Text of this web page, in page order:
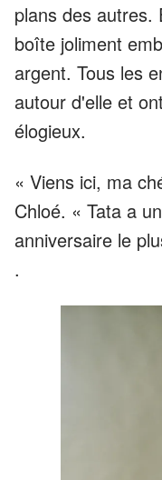
plans des autres.
boîte joliment
argent. Tous les
autour d'elle et
élogieux.
« Viens ici, ma
Chloé. « Tata a
anniversaire le
.